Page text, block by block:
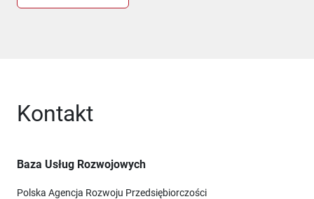
Kontakt
Baza Usług Rozwojowych
Polska Agencja Rozwoju Przedsiębiorczości